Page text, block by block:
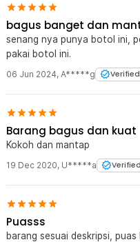
bagus banget dan
senang nya punya botol ini,
pakai botol ini.
06 Jun 2024, A*****g
Barang bagus dan kuat
Kokoh dan mantap
19 Dec 2020, U*****a
Puasss
barang sesuai deskripsi,